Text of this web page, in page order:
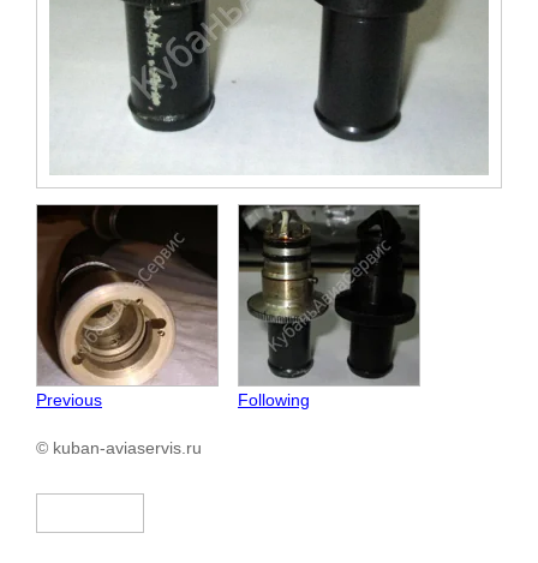
Previous Following
© kuban-aviaservis.ru